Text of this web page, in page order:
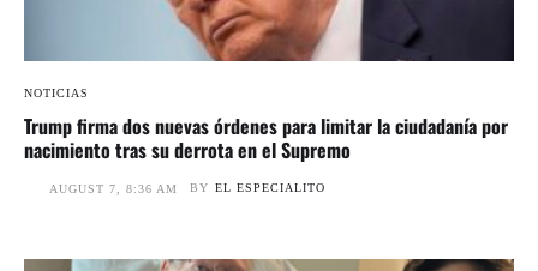
NOTICIAS
Trump firma dos nuevas órdenes para limitar la ciudadanía por
nacimiento tras su derrota en el Supremo
AUGUST 7, 8:36 AM BY EL ESPECIALITO